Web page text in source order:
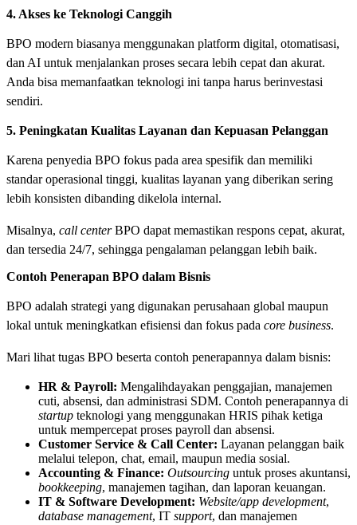
4. Akses ke Teknologi Canggih
BPO modern biasanya menggunakan platform digital, otomatisasi,
dan AI untuk menjalankan proses secara lebih cepat dan akurat.
Anda bisa memanfaatkan teknologi ini tanpa harus berinvestasi
sendiri.
5. Peningkatan Kualitas Layanan dan Kepuasan Pelanggan
Karena penyedia BPO fokus pada area spesifik dan memiliki
standar operasional tinggi, kualitas layanan yang diberikan sering
lebih konsisten dibanding dikelola internal.
Misalnya, call centerBPO dapat memastikan respons cepat, akurat,
dan tersedia 24/7, sehingga pengalaman pelanggan lebih baik.
Contoh Penerapan BPO dalam Bisnis
BPO adalah strategi yang digunakan perusahaan global maupun
lokal untuk meningkatkan efisiensi dan fokus pada core business.
Mari lihat tugas BPO beserta contoh penerapannya dalam bisnis:
HR & Payroll: Mengalihdayakan penggajian, manajemen
cuti, absensi, dan administrasi SDM. Contoh penerapannya di
startup teknologi yang menggunakan HRIS pihak ketiga
untuk mempercepat proses payroll dan absensi.
Customer Service & Call Center: Layanan pelanggan baik
melalui telepon, chat, email, maupun media sosial.
Accounting & Finance: Outsourcing untuk proses akuntansi,
bookkeeping, manajemen tagihan, dan laporan keuangan.
IT & Software Development: Website/app development,
database management, IT support, dan manajemen